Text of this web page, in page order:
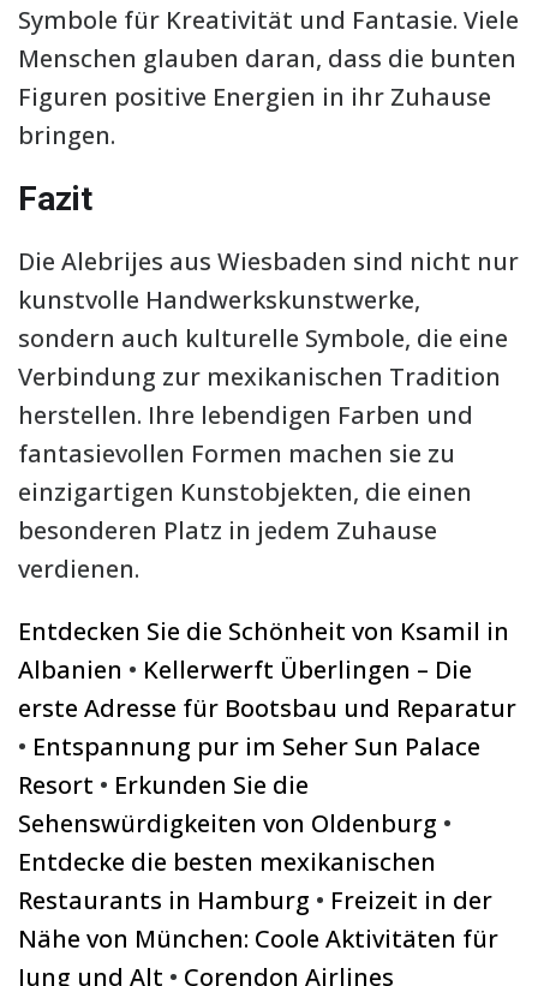
Symbole für Kreativität und Fantasie. Viele
Menschen glauben daran, dass die bunten
Figuren positive Energien in ihr Zuhause
bringen.
Fazit
Die Alebrijes aus Wiesbaden sind nicht nur
kunstvolle Handwerkskunstwerke,
sondern auch kulturelle Symbole, die eine
Verbindung zur mexikanischen Tradition
herstellen. Ihre lebendigen Farben und
fantasievollen Formen machen sie zu
einzigartigen Kunstobjekten, die einen
besonderen Platz in jedem Zuhause
verdienen.
Entdecken Sie die Schönheit von Ksamil in
Albanien • Kellerwerft Überlingen – Die
erste Adresse für Bootsbau und Reparatur
• Entspannung pur im Seher Sun Palace
Resort • Erkunden Sie die
Sehenswürdigkeiten von Oldenburg •
Entdecke die besten mexikanischen
Restaurants in Hamburg • Freizeit in der
Nähe von München: Coole Aktivitäten für
Jung und Alt • Corendon Airlines